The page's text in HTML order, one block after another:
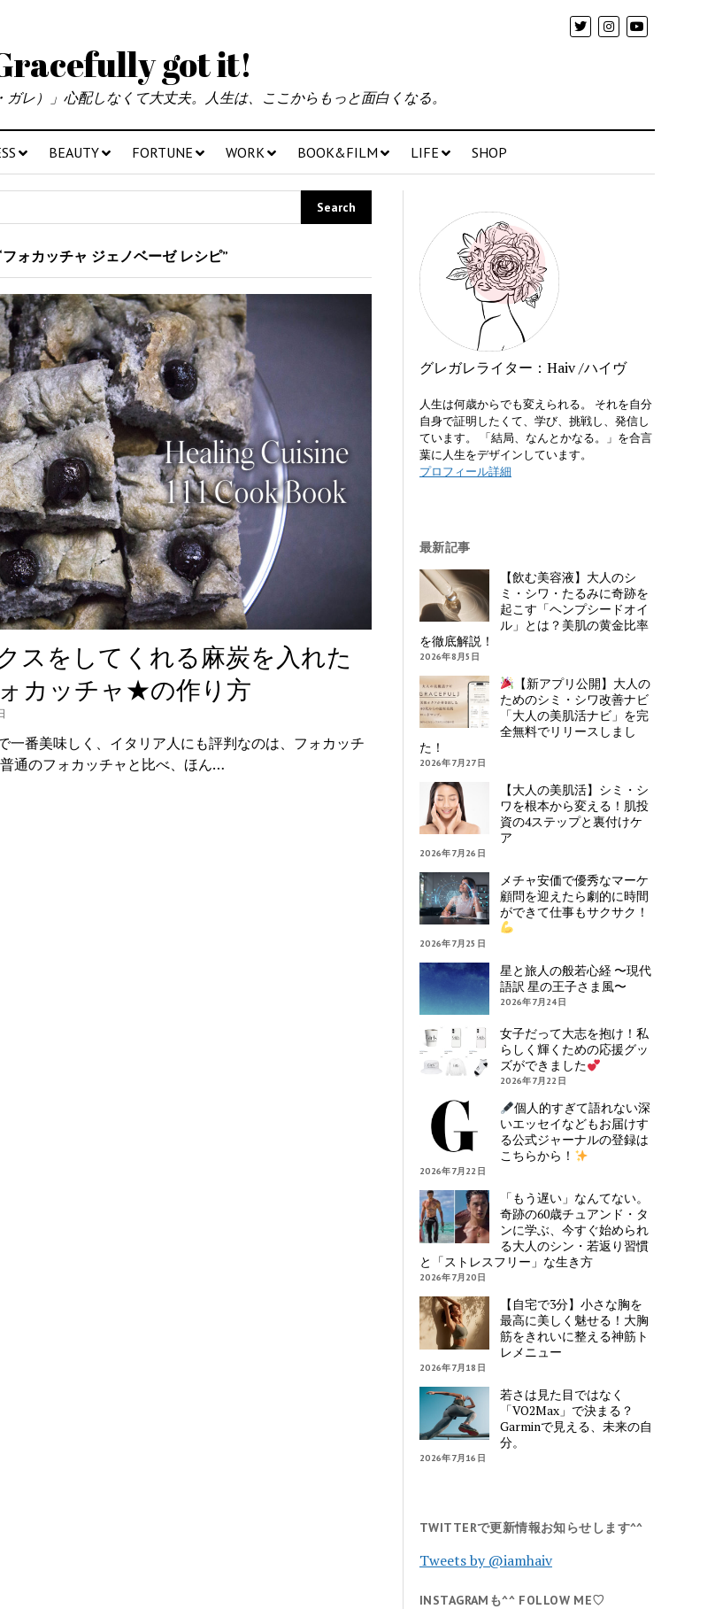
got it!
ガレ）」心配しなくて大丈夫。人生は、ここからもっと面白くなる。
BEAUTY FORTUNE WORK BOOK&FILM LIFE SHOP
ォカッチャ ジェノベーゼ レシピ”
スをしてくれる麻炭を入れた
カッチャ★の作り方
一番美味しく、イタリア人にも評判なのは、フォカッチ
通のフォカッチャと比べ、ほん…
グレガレライター：Haiv /ハイヴ
人生は何歳からでも変えられる。 それを自分
自身で証明したくて、学び、挑戦し、発信し
ています。 「結局、なんとかなる。」を合言
葉に人生をデザインしています。
プロフィール詳細
最新記事
【飲む美容液】大人のシ
ミ・シワ・たるみに奇跡を
起こす「ヘンプシードオイ
ル」とは？美肌の黄金比率
を徹底解説！
2026年8月5日
【新アプリ公開】大人の
ためのシミ・シワ改善ナビ
「大人の美肌活ナビ」を完
全無料でリリースしまし
た！
2026年7月27日
【大人の美肌活】シミ・シ
ワを根本から変える！肌投
資の4ステップと裏付けケ
ア
2026年7月26日
メチャ安価で優秀なマーケ
顧問を迎えたら劇的に時間
ができて仕事もサクサク！
2026年7月25日
星と旅人の般若心経 〜現代
語訳 星の王子さま風〜
2026年7月24日
女子だって大志を抱け！私
らしく輝くための応援グッ
ズができました
2026年7月22日
個人的すぎて語れない深
いエッセイなどもお届けす
る公式ジャーナルの登録は
こちらから！
2026年7月22日
「もう遅い」なんてない。
奇跡の60歳チュアンド・タ
ンに学ぶ、今すぐ始められ
る大人のシン・若返り習慣
と「ストレスフリー」な生き方
2026年7月20日
【自宅で3分】小さな胸を
最高に美しく魅せる！大胸
筋をきれいに整える神筋ト
レメニュー
2026年7月18日
若さは見た目ではなく
「VO2Max」で決まる？
Garminで見える、未来の自
分。
2026年7月16日
TWITTERで更新情報お知らせします^^
Tweets by @iamhaiv
INSTAGRAMも^^ FOLLOW ME♡